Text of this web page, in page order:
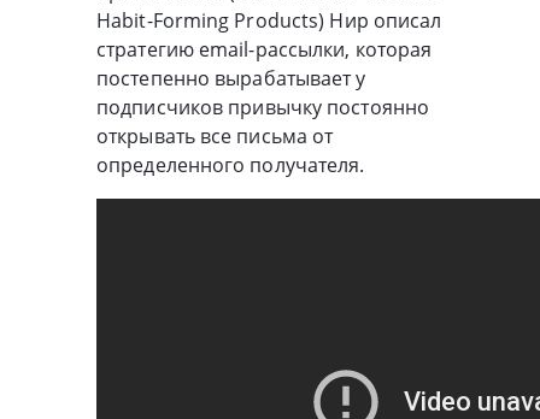
Habit-Forming Products) Нир описал
стратегию email-рассылки, которая
постепенно вырабатывает у
подписчиков привычку постоянно
открывать все письма от
определенного получателя.